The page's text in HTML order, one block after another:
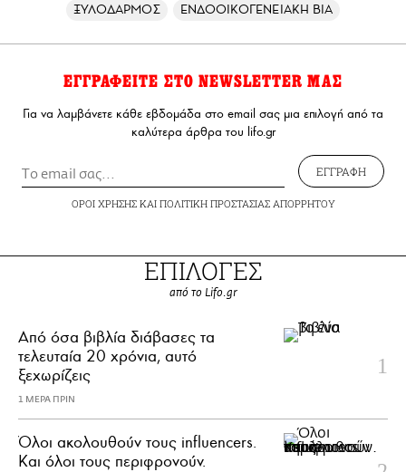
ΞΥΛΟΔΑΡΜΟΣ
ΕΝΔΟΟΙΚΟΓΕΝΕΙΑΚΗ ΒΙΑ
ΕΓΓΡΑΦΕΙΤΕ ΣΤΟ NEWSLETTER ΜΑΣ
Για να λαμβάνετε κάθε εβδομάδα στο email σας μια επιλογή από τα
καλύτερα άρθρα του lifo.gr
ΕΓΓΡΑΦΗ
ΟΡΟΙ ΧΡΗΣΗΣΚΑΙ ΠΟΛΙΤΙΚΗ ΠΡΟΣΤΑΣΙΑΣ ΑΠΟΡΡΗΤΟΥ
ΕΠΙΛΟΓΕΣ
από το Lifo.gr
Από όσα βιβλία διάβασες τα
τελευταία 20 χρόνια, αυτό
ξεχωρίζεις
1 ΜΕΡΑ ΠΡΙΝ
Όλοι ακολουθούν τους influencers.
Και όλοι τους περιφρονούν.